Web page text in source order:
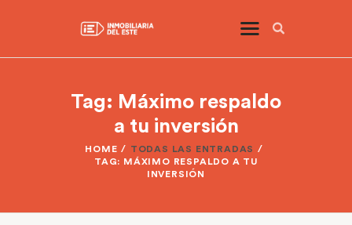
Tag: Máximo respaldo
a tu inversión
HOME
TODAS LAS ENTRADAS
TAG: MÁXIMO RESPALDO A TU
INVERSIÓN